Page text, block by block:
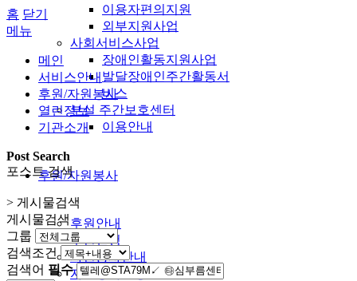
이용자편의지원
외부지원사업
사회서비스사업
장애인활동지원사업
발달장애인주간활동서
비스
부설 주간보호센터
이용안내
후원/자원봉사
후원안내
후원신청
자원봉사안내
자원봉사신청
홈 닫기
메뉴
메인
서비스안내
후원/자원봉사
열린정보
기관소개
Post Search
포스트 검색
> 게시물검색
게시물검색
그룹
검색조건
검색어 필수